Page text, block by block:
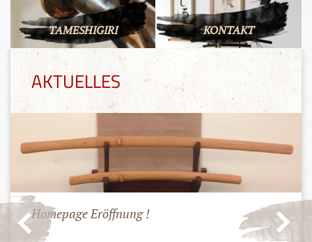
TAMESHIGIRI KONTAKT
AKTUELLES
Homepage Eröffnung !